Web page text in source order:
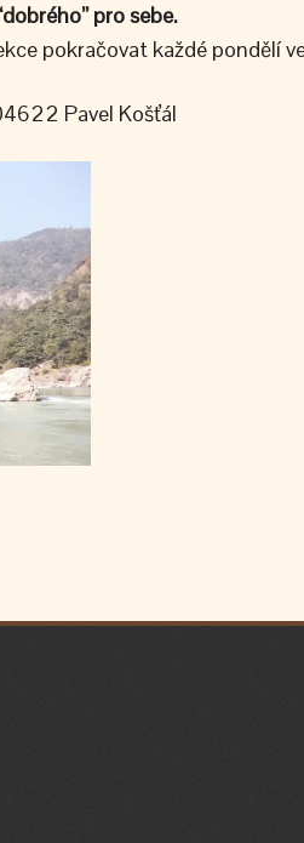
pro sebe.
pokračovat každé pondělí
Pavel Košťál